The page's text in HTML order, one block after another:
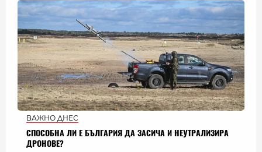
ВАЖНО ДНЕС
СПОСОБНА ЛИ Е БЪЛГАРИЯ ДА ЗАСИЧА И НЕУТРАЛИЗИРА
ДРОНОВЕ?